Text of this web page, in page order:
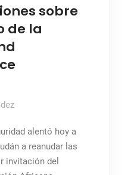
sobre
de la
alentó hoy a
a reanudar las
invitación del